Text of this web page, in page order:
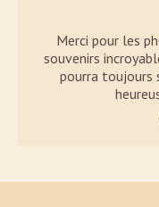
Merci pour les
souvenirs
pourra toujours